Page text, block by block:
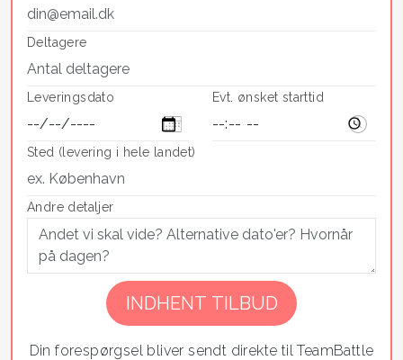
Deltagere
Leveringsdato Evt. ønsket starttid
Sted (levering i hele landet)
Andre detaljer
Din forespørgsel bliver sendt direkte til TeamBattle